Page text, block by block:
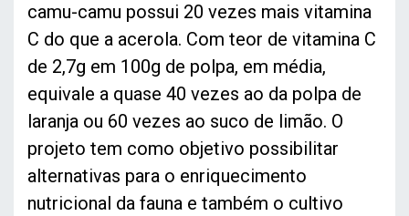
camu-camu possui 20 vezes mais vitamina
C do que a acerola. Com teor de vitamina C
de 2,7g em 100g de polpa, em média,
equivale a quase 40 vezes ao da polpa de
laranja ou 60 vezes ao suco de limão. O
projeto tem como objetivo possibilitar
alternativas para o enriquecimento
nutricional da fauna e também o cultivo